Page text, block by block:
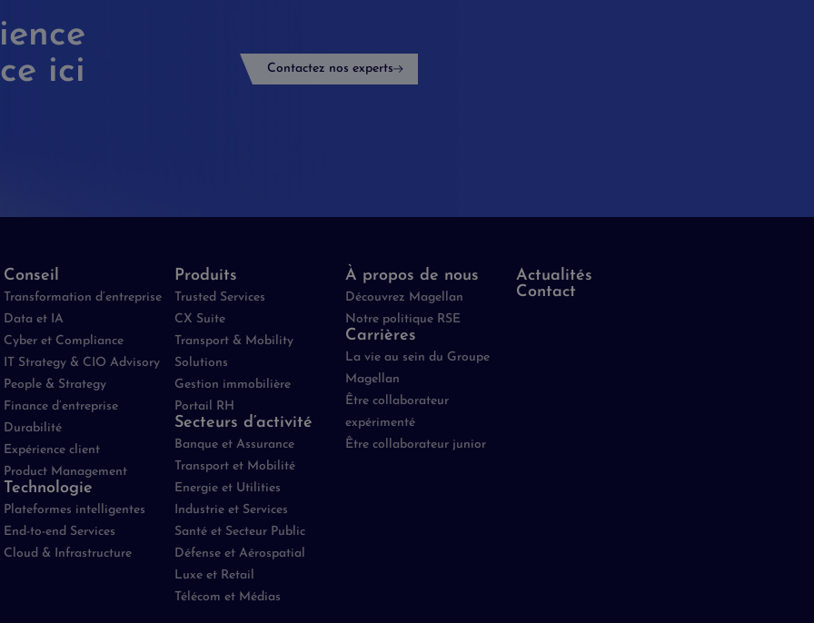
ici
Contactez nos experts
Conseil
Transformation d’entreprise
Data et IA
Cyber et Compliance
IT Strategy & CIO Advisory
People & Strategy
Finance d’entreprise
Durabilité
Expérience client
Product Management
Technologie
Plateformes intelligentes
End-to-end Services
Cloud & Infrastructure
Produits
Trusted Services
CX Suite
Transport & Mobility
Solutions
Gestion immobilière
Portail RH
Secteurs d’activité
Banque et Assurance
Transport et Mobilité
Energie et Utilities
Industrie et Services
Santé et Secteur Public
Défense et Aérospatial
Luxe et Retail
Télécom et Médias
À propos de nous
Découvrez Magellan
Notre politique RSE
Carrières
La vie au sein du Groupe
Magellan
Être collaborateur
expérimenté
Être collaborateur junior
Actualités
Contact